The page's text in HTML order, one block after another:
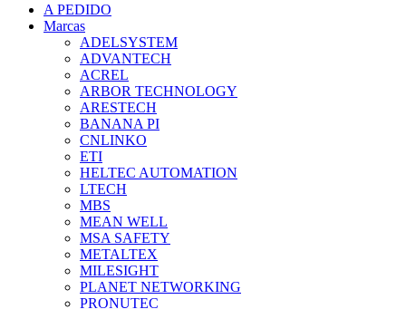
A PEDIDO
Marcas
ADELSYSTEM
ADVANTECH
ACREL
ARBOR TECHNOLOGY
ARESTECH
BANANA PI
CNLINKO
ETI
HELTEC AUTOMATION
LTECH
MBS
MEAN WELL
MSA SAFETY
METALTEX
MILESIGHT
PLANET NETWORKING
PRONUTEC